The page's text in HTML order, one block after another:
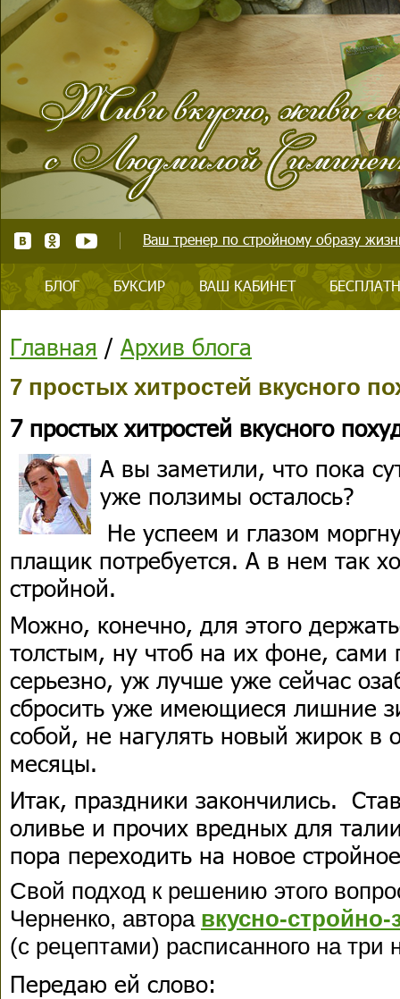
Ваш тренер по стройному образу
БЛОГ БУКСИР ВАШ КАБИНЕТ
Главная / Архив блога
7 простых хитростей вкусного
7 простых хитростей вкусного
А вы заметили, что пока
уже ползимы осталось?
Не успеем и глазом
плащик потребуется. А в нем так
стройной.
Можно, конечно, для этого
толстым, ну чтоб на их фоне,
серьезно, уж лучше уже сейчас
сбросить уже имеющиеся лишние
собой, не нагулять новый жирок в
месяцы.
Итак, праздники закончились.
оливье и прочих вредных для
пора переходить на новое
Свой подход к решению этого
Черненко, автора вкусно-
(с рецептами) расписанного на три
Передаю ей слово: